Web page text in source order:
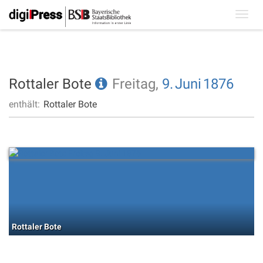
Rottaler Bote Freitag, 9.Juni 1876
enthält: Rottaler Bote
Rottaler Bote